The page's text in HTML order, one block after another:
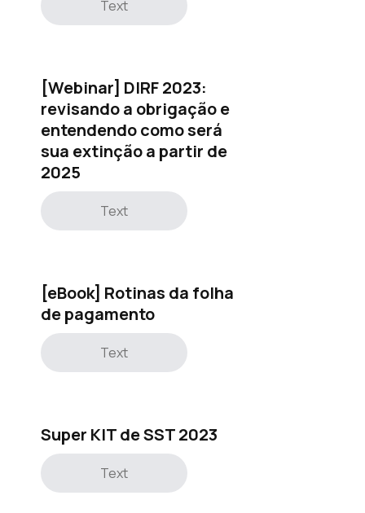
Text
[Webinar] DIRF 2023:
revisando a obrigação e
entendendo como será
sua extinção a partir de
2025
Text
[eBook] Rotinas da folha
de pagamento
Text
Super KIT de SST 2023
Text